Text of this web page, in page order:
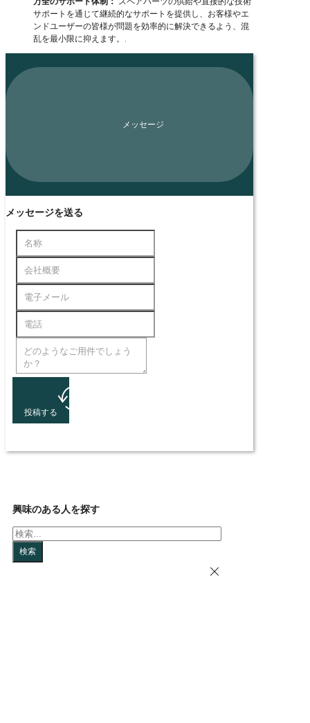
サポートを通じて継続的なサポートを提供し、お客様やエ
ンドユーザーの皆様が問題を効率的に解決できるよう、混
乱を最小限に抑えます。.
メッセージ
メッセージを送る
投稿する
興味のある人を探す
検
索
検索